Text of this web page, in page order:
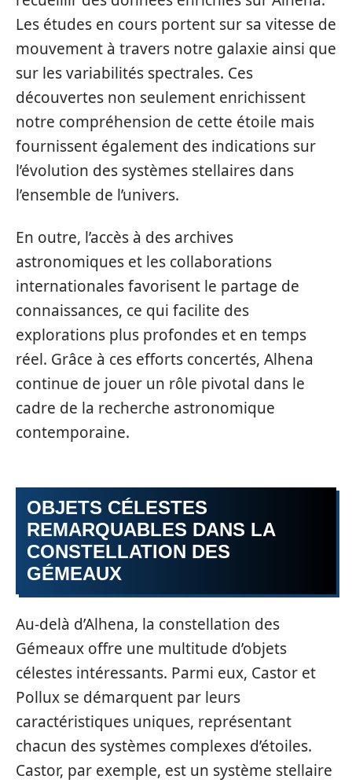
Les études en cours portent sur sa vitesse de
mouvement à travers notre galaxie ainsi que
sur les variabilités spectrales. Ces
découvertes non seulement enrichissent
notre compréhension de cette étoile mais
fournissent également des indications sur
l’évolution des systèmes stellaires dans
l’ensemble de l’univers.
En outre, l’accès à des archives
astronomiques et les collaborations
internationales favorisent le partage de
connaissances, ce qui facilite des
explorations plus profondes et en temps
réel. Grâce à ces efforts concertés, Alhena
continue de jouer un rôle pivotal dans le
cadre de la recherche astronomique
contemporaine.
OBJETS CÉLESTES
REMARQUABLES DANS LA
CONSTELLATION DES
GÉMEAUX
Au-delà d’Alhena, la constellation des
Gémeaux offre une multitude d’objets
célestes intéressants. Parmi eux, Castor et
Pollux se démarquent par leurs
caractéristiques uniques, représentant
chacun des systèmes complexes d’étoiles.
Castor, par exemple, est un système stellaire